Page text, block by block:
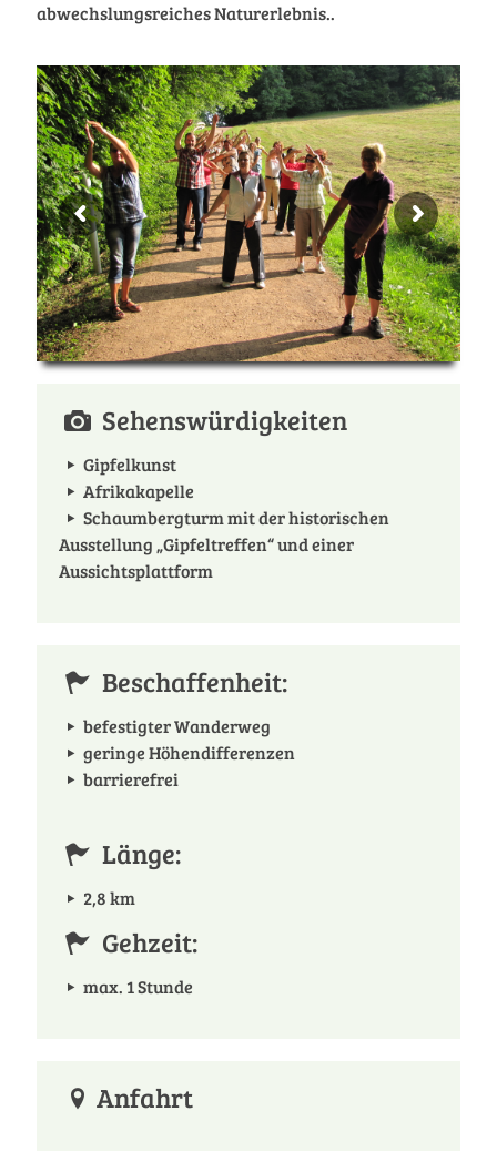
abwechslungsreiches Naturerlebnis..
Sehenswürdigkeiten
Gipfelkunst
Afrikakapelle
Schaumbergturm mit der historischen
Ausstellung „Gipfeltreffen“ und einer
Aussichtsplattform
Beschaffenheit:
befestigter Wanderweg
geringe Höhendifferenzen
barrierefrei
Länge:
2,8 km
Gehzeit:
max. 1 Stunde
Anfahrt